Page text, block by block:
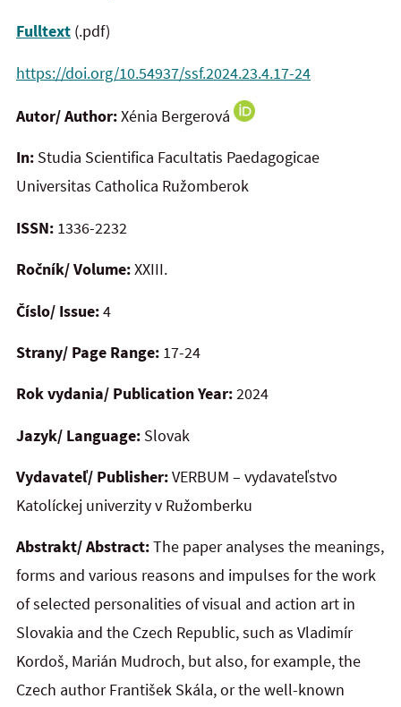
Fulltext (.pdf)
https://doi.org/10.54937/ssf.2024.23.4.17-24
Autor/ Author:Xénia Bergerová
In: Studia Scientifica Facultatis Paedagogicae
Universitas Catholica Ružomberok
ISSN: 1336-2232
Ročník/ Volume:XXIII.
Číslo/ Issue:4
Strany/ Page Range: 17-24
Rok vydania/ Publication Year:2024
Jazyk/ Language: Slovak
Vydavateľ/ Publisher:VERBUM – vydavateľstvo
Katolíckej univerzity v Ružomberku
Abstrakt/ Abstract:The paper analyses the meanings,
forms and various reasons and impulses for the work
of selected personalities of visual and action art in
Slovakia and the Czech Republic, such as Vladimír
Kordoš, Marián Mudroch, but also, for example, the
Czech author František Skála, or the well-known